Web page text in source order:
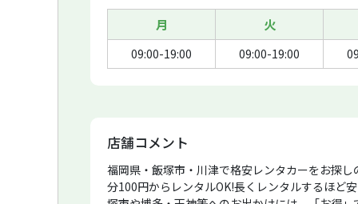
月 火
09:00-19:00 09:00-19:00
店舗コメント
福岡県・飯塚市・川津で格安レンタカーをお探
分100円からレンタルOK!長くレンタルするほど